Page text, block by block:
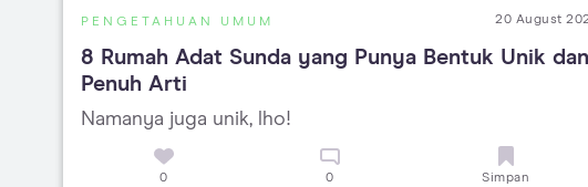
PENGETAHUAN UMUM 20 August
8 Rumah Adat Sunda yang Punya Bentuk Unik dan
Penuh Arti
Namanya juga unik, lho!
0 0 Simpan